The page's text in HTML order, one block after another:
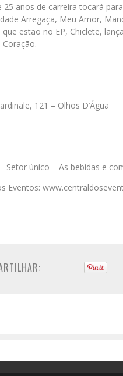
anos de carreira tocará
Arregaça, Meu Amor,
estão no EP, Chiclete,
121 – Olhos D’Água
Setor único – As bebidas e
Eventos: